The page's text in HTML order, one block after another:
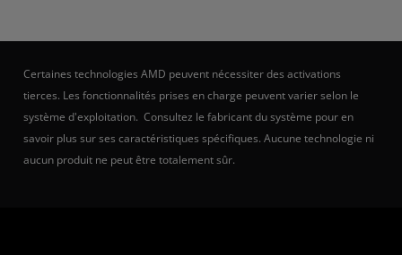
Certaines technologies AMD peuvent nécessiter des activations
tierces. Les fonctionnalités prises en charge peuvent varier selon le
système d'exploitation. Consultez le fabricant du système pour en
savoir plus sur ses caractéristiques spécifiques. Aucune technologie ni
aucun produit ne peut être totalement sûr.